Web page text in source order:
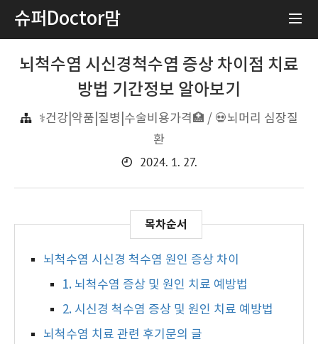
슈퍼Doctor맘
뇌척수염 시신경척수염 증상 차이점 치료
방법 기간정보 알아보기
⚕️건강|약품|질병|수술비용가격🏥 / 💀뇌머리 심장질
환
2024. 1. 27.
뇌척수염 시신경 척수염 원인 증상 차이
1. 뇌척수염 증상 및 원인 치료 예방법
2. 시신경 척수염 증상 및 원인 치료 예방법
뇌척수염 치료 관련 후기문의 글